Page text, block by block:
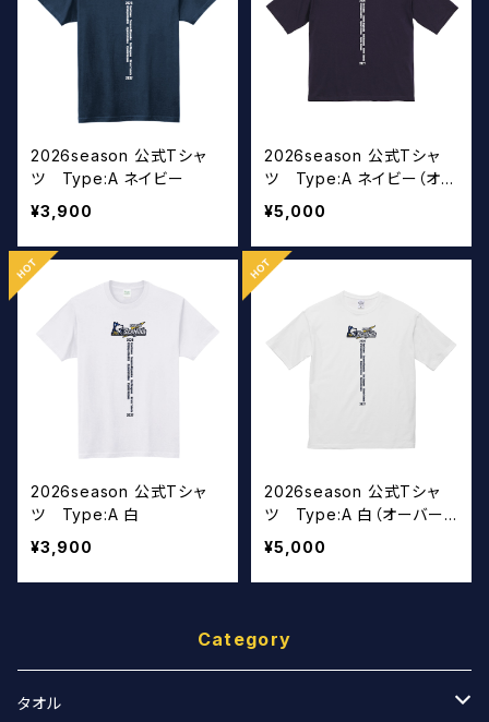
2026season 公式Tシャ
ツ Type:A ネイビー
¥3,900
2026season 公式Tシャ
ツ Type:A ネイビー（オー
バーサイズ）
¥5,000
2026season 公式Tシャ
ツ Type:A 白
¥3,900
2026season 公式Tシャ
ツ Type:A 白（オーバー
サイズ）
¥5,000
Category
タオル